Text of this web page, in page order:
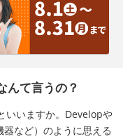
んて言うの？
いいますか。Developや
など）のように思える